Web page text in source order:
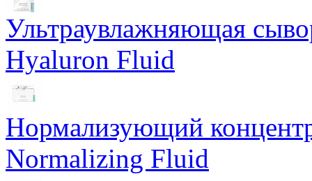
Ультраувлажняющая
Hyaluron Fluid
Нормализующий
Normalizing Fluid